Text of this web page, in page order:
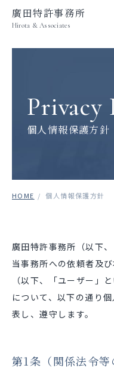
廣田特許事務所
Hirota & Associates
Privacy
個人情報保護方針
HOME 個人情報保護方針
廣田特許事務所（以下
当事務所への依頼者及
（以下、「ユーザー」
について、以下の通り
表し、遵守します。
第1条（関係法令等